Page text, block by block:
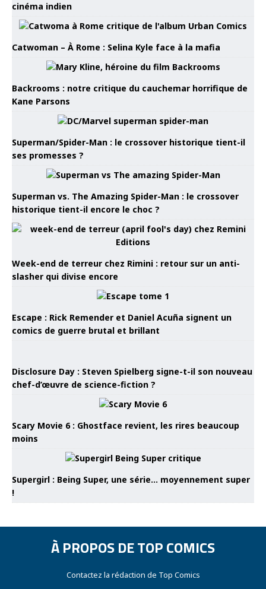
cinéma indien
Catwoman – À Rome : Selina Kyle face à la mafia
Backrooms : notre critique du cauchemar horrifique de
Kane Parsons
Superman/Spider-Man : le crossover historique tient-il
ses promesses ?
Superman vs. The Amazing Spider-Man : le crossover
historique tient-il encore le choc ?
Week-end de terreur chez Rimini : retour sur un anti-
slasher qui divise encore
Escape : Rick Remender et Daniel Acuña signent un
comics de guerre brutal et brillant
Disclosure Day : Steven Spielberg signe-t-il son nouveau
chef-d’œuvre de science-fiction ?
Scary Movie 6 : Ghostface revient, les rires beaucoup
moins
Supergirl : Being Super, une série… moyennement super
!
À PROPOS DE TOP COMICS
Contactez la rédaction de Top Comics